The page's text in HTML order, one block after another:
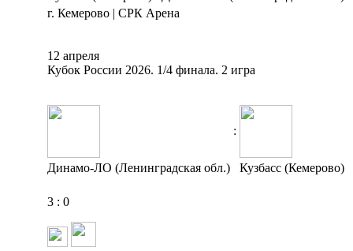
г. Кемерово | СРК Арена
12 апреля
Кубок России 2026. 1/4 финала. 2 игра
:
Динамо-ЛО (Ленинградская обл.) Кузбасс (Кемерово)
3 : 0